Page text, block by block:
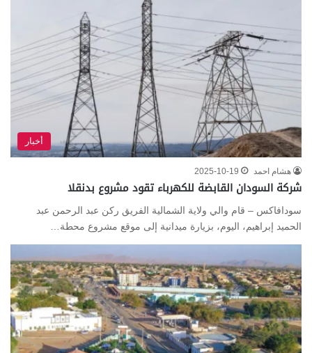
أخبار
هشام احمد 2025-10-19
شركة السودان القابضة للكهرباء تقود مشروع بدنقلا
سودافاكس – قام والي ولاية الشمالية الفريق ركن عبد الرحمن عبد
الحميد إبراهيم، اليوم، بزيارة ميدانية إلى موقع مشروع محطة…